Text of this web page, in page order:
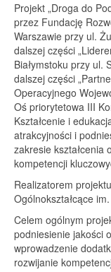
Projekt „Droga do
przez Fundację
Warszawie przy ul.
dalszej części
Białymstoku przy ul.
dalszej części
Operacyjnego
Oś priorytetowa III
Kształcenie i
atrakcyjności i
zakresie kształcenia
kompetencji
Realizatorem
Ogólnokształcące
Celem ogólnym
podniesienie jakości
wprowadzenie
rozwijanie